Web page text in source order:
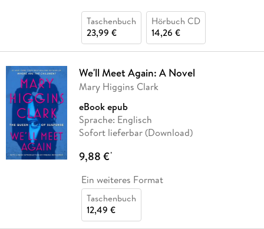
Taschenbuch
23,99 €
Hörbuch CD
14,26 €
We'll Meet Again: A Novel
Mary Higgins Clark
eBook epub
Sprache: Englisch
Sofort lieferbar (Download)
9,88 €*
Ein weiteres Format
Taschenbuch
12,49 €